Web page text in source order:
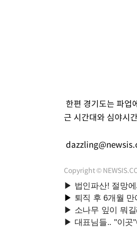
한편 경기도는 파업
근 시간대와 심야시
Copyright ©